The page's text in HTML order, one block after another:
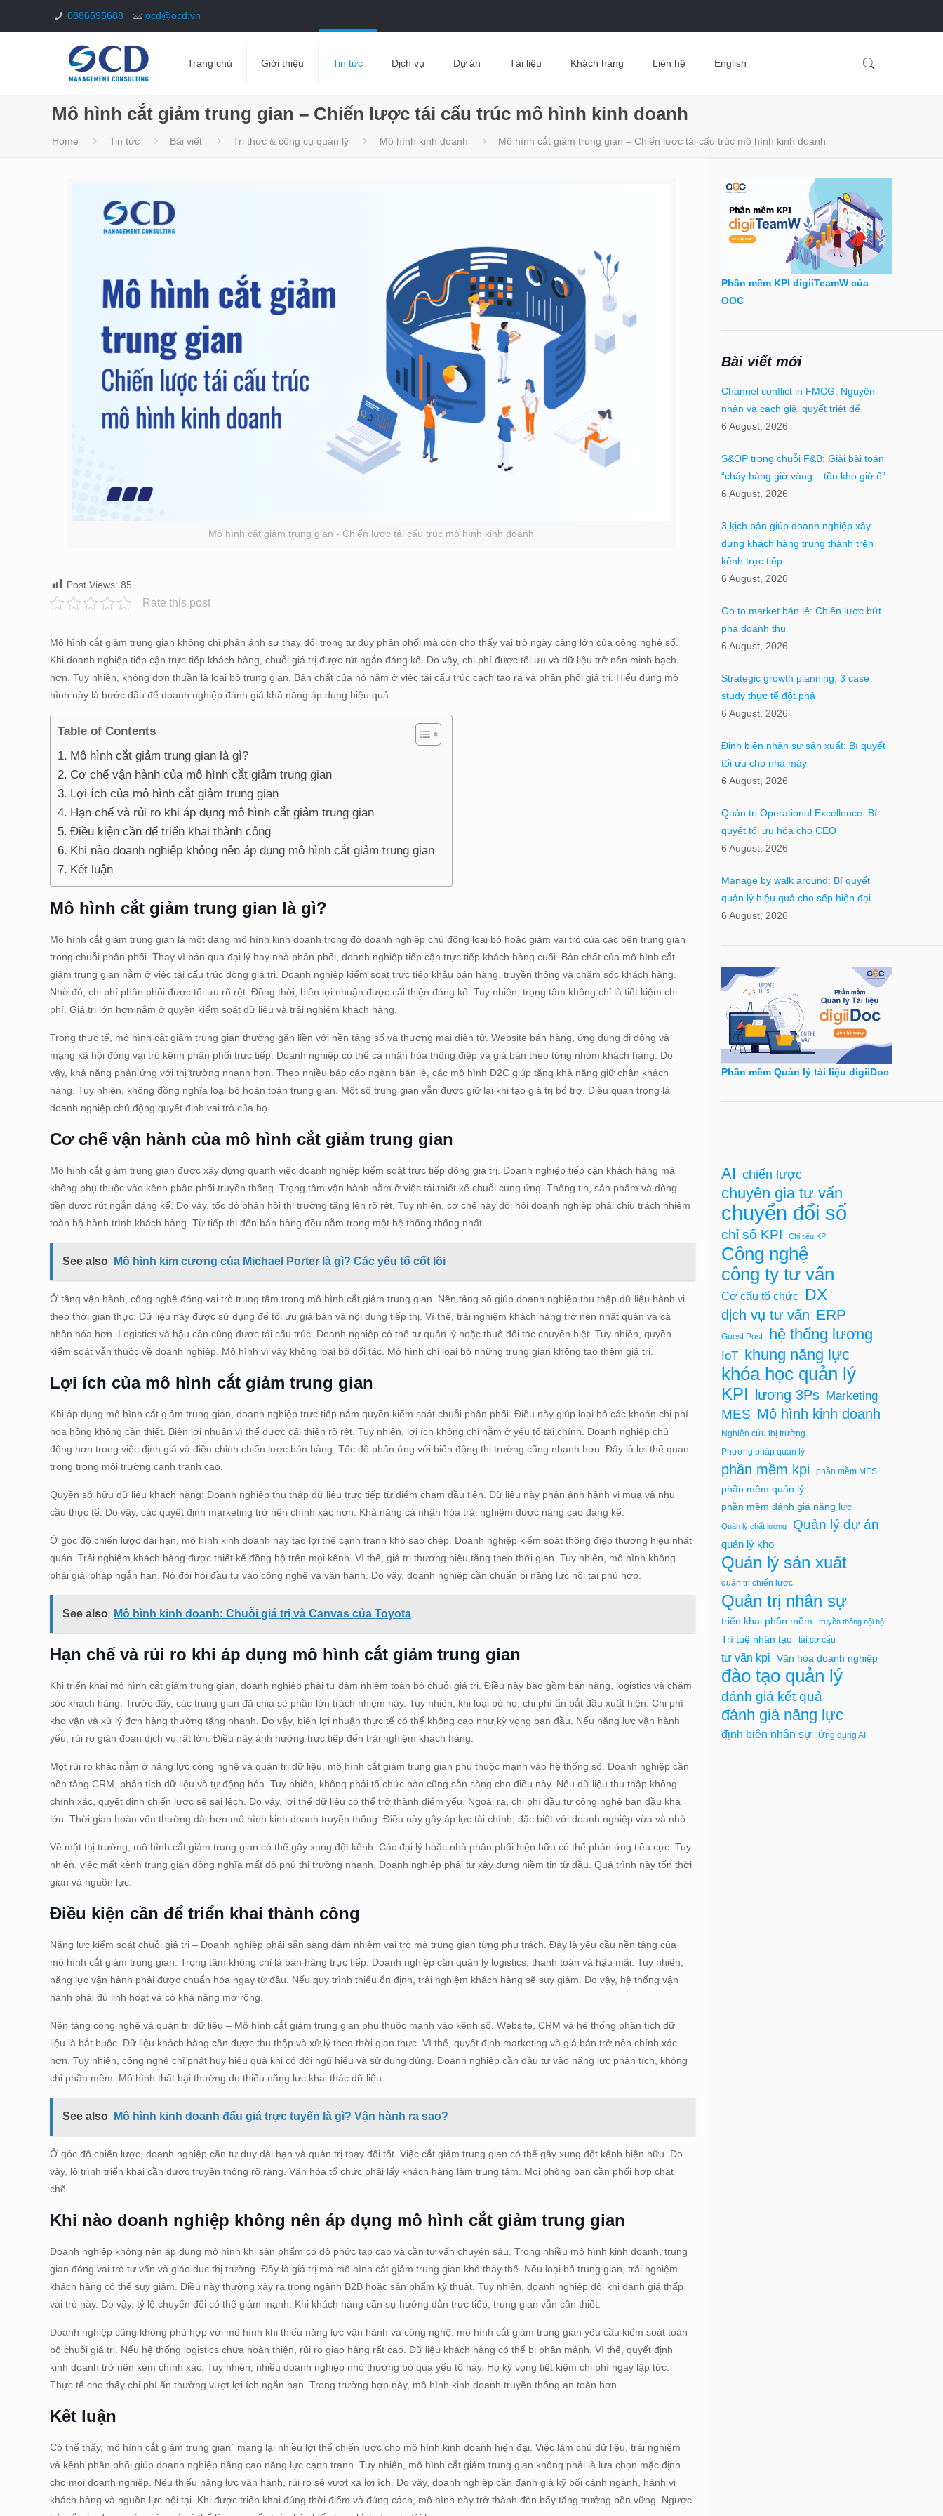
0886595688 ocd@ocd.vn
Trang chủ Giới thiệu Tin tức Dịch vụ Dự án Tài liệu Khách hàng Liên hệ English
Mô hình cắt giảm trung gian – Chiến lược tái cấu trúc mô hình kinh doanh
Home Tin tức Bài viết Tri thức & công cụ quản lý Mô hình kinh doanh Mô hình cắt giảm trung gian – Chiến lược tái cấu trúc mô hình kinh doanh
Mô hình cắt giảm trung gian - Chiến lược tái cấu trúc mô hình kinh doanh
Post Views: 85
Rate this post
Mô hình cắt giảm trung gian không chỉ phản ánh sự thay đổi trong tư duy phân phối mà còn cho thấy vai trò ngày càng lớn của công nghệ số.
Khi doanh nghiệp tiếp cận trực tiếp khách hàng, chuỗi giá trị được rút ngắn đáng kể. Do vậy, chi phí được tối ưu và dữ liệu trở nên minh bạch
hơn. Tuy nhiên, không đơn thuần là loại bỏ trung gian. Bản chất của nó nằm ở việc tái cấu trúc cách tạo ra và phân phối giá trị. Hiểu đúng mô
hình này là bước đầu để doanh nghiệp đánh giá khả năng áp dụng hiệu quả.
Table of Contents
Mô hình cắt giảm trung gian là gì?
Cơ chế vận hành của mô hình cắt giảm trung gian
Lợi ích của mô hình cắt giảm trung gian
Hạn chế và rủi ro khi áp dụng mô hình cắt giảm trung gian
Điều kiện cần để triển khai thành công
Khi nào doanh nghiệp không nên áp dụng mô hình cắt giảm trung gian
Kết luận
Mô hình cắt giảm trung gian là gì?
Mô hình cắt giảm trung gian là một dạng mô hình kinh doanh trong đó doanh nghiệp chủ động loại bỏ hoặc giảm vai trò của các bên trung gian
trong chuỗi phân phối. Thay vì bán qua đại lý hay nhà phân phối, doanh nghiệp tiếp cận trực tiếp khách hàng cuối. Bản chất của mô hình cắt
giảm trung gian nằm ở việc tái cấu trúc dòng giá trị. Doanh nghiệp kiểm soát trực tiếp khâu bán hàng, truyền thông và chăm sóc khách hàng.
Nhờ đó, chi phí phân phối được tối ưu rõ rệt. Đồng thời, biên lợi nhuận được cải thiện đáng kể. Tuy nhiên, trọng tâm không chỉ là tiết kiệm chi
phí. Giá trị lớn hơn nằm ở quyền kiểm soát dữ liệu và trải nghiệm khách hàng.
Trong thực tế, mô hình cắt giảm trung gian thường gắn liền với nền tảng số và thương mại điện tử. Website bán hàng, ứng dụng di động và
mạng xã hội đóng vai trò kênh phân phối trực tiếp. Doanh nghiệp có thể cá nhân hóa thông điệp và giá bán theo từng nhóm khách hàng. Do
vậy, khả năng phản ứng với thị trường nhanh hơn. Theo nhiều báo cáo ngành bán lẻ, các mô hình D2C giúp tăng khả năng giữ chân khách
hàng. Tuy nhiên, không đồng nghĩa loại bỏ hoàn toàn trung gian. Một số trung gian vẫn được giữ lại khi tạo giá trị bổ trợ. Điều quan trọng là
doanh nghiệp chủ động quyết định vai trò của họ.
Cơ chế vận hành của mô hình cắt giảm trung gian
Mô hình cắt giảm trung gian được xây dựng quanh việc doanh nghiệp kiểm soát trực tiếp dòng giá trị. Doanh nghiệp tiếp cận khách hàng mà
không phụ thuộc vào kênh phân phối truyền thống. Trọng tâm vận hành nằm ở việc tái thiết kế chuỗi cung ứng. Thông tin, sản phẩm và dòng
tiền được rút ngắn đáng kể. Do vậy, tốc độ phản hồi thị trường tăng lên rõ rệt. Tuy nhiên, cơ chế này đòi hỏi doanh nghiệp phải chịu trách nhiệm
toàn bộ hành trình khách hàng. Từ tiếp thị đến bán hàng đều nằm trong một hệ thống thống nhất.
See also Mô hình kim cương của Michael Porter là gì? Các yếu tố cốt lõi
Ở tầng vận hành, công nghệ đóng vai trò trung tâm trong mô hình cắt giảm trung gian. Nền tảng số giúp doanh nghiệp thu thập dữ liệu hành vi
theo thời gian thực. Dữ liệu này được sử dụng để tối ưu giá bán và nội dung tiếp thị. Vì thế, trải nghiệm khách hàng trở nên nhất quán và cá
nhân hóa hơn. Logistics và hậu cần cũng được tái cấu trúc. Doanh nghiệp có thể tự quản lý hoặc thuê đối tác chuyên biệt. Tuy nhiên, quyền
kiểm soát vẫn thuộc về doanh nghiệp. Mô hình vì vậy không loại bỏ đối tác. Mô hình chỉ loại bỏ những trung gian không tạo thêm giá trị.
Lợi ích của mô hình cắt giảm trung gian
Khi áp dụng mô hình cắt giảm trung gian, doanh nghiệp trực tiếp nắm quyền kiểm soát chuỗi phân phối. Điều này giúp loại bỏ các khoản chi phí
hoa hồng không cần thiết. Biên lợi nhuận vì thế được cải thiện rõ rệt. Tuy nhiên, lợi ích không chỉ nằm ở yếu tố tài chính. Doanh nghiệp chủ
động hơn trong việc định giá và điều chỉnh chiến lược bán hàng. Tốc độ phản ứng với biến động thị trường cũng nhanh hơn. Đây là lợi thế quan
trọng trong môi trường cạnh tranh cao.
Quyền sở hữu dữ liệu khách hàng: Doanh nghiệp thu thập dữ liệu trực tiếp từ điểm chạm đầu tiên. Dữ liệu này phản ánh hành vi mua và nhu
cầu thực tế. Do vậy, các quyết định marketing trở nên chính xác hơn. Khả năng cá nhân hóa trải nghiệm được nâng cao đáng kể.
Ở góc độ chiến lược dài hạn, mô hình kinh doanh này tạo lợi thế cạnh tranh khó sao chép. Doanh nghiệp kiểm soát thông điệp thương hiệu nhất
quán. Trải nghiệm khách hàng được thiết kế đồng bộ trên mọi kênh. Vì thế, giá trị thương hiệu tăng theo thời gian. Tuy nhiên, mô hình không
phải giải pháp ngắn hạn. Nó đòi hỏi đầu tư vào công nghệ và vận hành. Do vậy, doanh nghiệp cần chuẩn bị năng lực nội tại phù hợp.
See also Mô hình kinh doanh: Chuỗi giá trị và Canvas của Toyota
Hạn chế và rủi ro khi áp dụng mô hình cắt giảm trung gian
Khi triển khai mô hình cắt giảm trung gian, doanh nghiệp phải tự đảm nhiệm toàn bộ chuỗi giá trị. Điều này bao gồm bán hàng, logistics và chăm
sóc khách hàng. Trước đây, các trung gian đã chia sẻ phần lớn trách nhiệm này. Tuy nhiên, khi loại bỏ họ, chi phí ẩn bắt đầu xuất hiện. Chi phí
kho vận và xử lý đơn hàng thường tăng nhanh. Do vậy, biên lợi nhuận thực tế có thể không cao như kỳ vọng ban đầu. Nếu năng lực vận hành
yếu, rủi ro gián đoạn dịch vụ rất lớn. Điều này ảnh hưởng trực tiếp đến trải nghiệm khách hàng.
Một rủi ro khác nằm ở năng lực công nghệ và quản trị dữ liệu. mô hình cắt giảm trung gian phụ thuộc mạnh vào hệ thống số. Doanh nghiệp cần
nền tảng CRM, phân tích dữ liệu và tự động hóa. Tuy nhiên, không phải tổ chức nào cũng sẵn sàng cho điều này. Nếu dữ liệu thu thập không
chính xác, quyết định chiến lược sẽ sai lệch. Do vậy, lợi thế dữ liệu có thể trở thành điểm yếu. Ngoài ra, chi phí đầu tư công nghệ ban đầu khá
lớn. Thời gian hoàn vốn thường dài hơn mô hình kinh doanh truyền thống. Điều này gây áp lực tài chính, đặc biệt với doanh nghiệp vừa và nhỏ.
Về mặt thị trường, mô hình cắt giảm trung gian có thể gây xung đột kênh. Các đại lý hoặc nhà phân phối hiện hữu có thể phản ứng tiêu cực. Tuy
nhiên, việc mất kênh trung gian đồng nghĩa mất độ phủ thị trường nhanh. Doanh nghiệp phải tự xây dựng niềm tin từ đầu. Quá trình này tốn thời
gian và nguồn lực.
Điều kiện cần để triển khai thành công
Năng lực kiểm soát chuỗi giá trị – Doanh nghiệp phải sẵn sàng đảm nhiệm vai trò mà trung gian từng phụ trách. Đây là yêu cầu nền tảng của
mô hình cắt giảm trung gian. Trọng tâm không chỉ là bán hàng trực tiếp. Doanh nghiệp cần quản lý logistics, thanh toán và hậu mãi. Tuy nhiên,
năng lực vận hành phải được chuẩn hóa ngay từ đầu. Nếu quy trình thiếu ổn định, trải nghiệm khách hàng sẽ suy giảm. Do vậy, hệ thống vận
hành phải đủ linh hoạt và có khả năng mở rộng.
Nền tảng công nghệ và quản trị dữ liệu – Mô hình cắt giảm trung gian phụ thuộc mạnh vào kênh số. Website, CRM và hệ thống phân tích dữ
liệu là bắt buộc. Dữ liệu khách hàng cần được thu thập và xử lý theo thời gian thực. Vì thế, quyết định marketing và giá bán trở nên chính xác
hơn. Tuy nhiên, công nghệ chỉ phát huy hiệu quả khi có đội ngũ hiểu và sử dụng đúng. Doanh nghiệp cần đầu tư vào năng lực phân tích, không
chỉ phần mềm. Mô hình thất bại thường do thiếu năng lực khai thác dữ liệu.
See also Mô hình kinh doanh đấu giá trực tuyến là gì? Vận hành ra sao?
Ở góc độ chiến lược, doanh nghiệp cần tư duy dài hạn và quản trị thay đổi tốt. Việc cắt giảm trung gian có thể gây xung đột kênh hiện hữu. Do
vậy, lộ trình triển khai cần được truyền thông rõ ràng. Văn hóa tổ chức phải lấy khách hàng làm trung tâm. Mọi phòng ban cần phối hợp chặt
chẽ.
Khi nào doanh nghiệp không nên áp dụng mô hình cắt giảm trung gian
Doanh nghiệp không nên áp dụng mô hình khi sản phẩm có độ phức tạp cao và cần tư vấn chuyên sâu. Trong nhiều mô hình kinh doanh, trung
gian đóng vai trò tư vấn và giáo dục thị trường. Đây là giá trị mà mô hình cắt giảm trung gian khó thay thế. Nếu loại bỏ trung gian, trải nghiệm
khách hàng có thể suy giảm. Điều này thường xảy ra trong ngành B2B hoặc sản phẩm kỹ thuật. Tuy nhiên, doanh nghiệp đôi khi đánh giá thấp
vai trò này. Do vậy, tỷ lệ chuyển đổi có thể giảm mạnh. Khi khách hàng cần sự hướng dẫn trực tiếp, trung gian vẫn cần thiết.
Doanh nghiệp cũng không phù hợp với mô hình khi thiếu năng lực vận hành và công nghệ. mô hình cắt giảm trung gian yêu cầu kiểm soát toàn
bộ chuỗi giá trị. Nếu hệ thống logistics chưa hoàn thiện, rủi ro giao hàng rất cao. Dữ liệu khách hàng có thể bị phân mảnh. Vì thế, quyết định
kinh doanh trở nên kém chính xác. Tuy nhiên, nhiều doanh nghiệp nhỏ thường bỏ qua yếu tố này. Họ kỳ vọng tiết kiệm chi phí ngay lập tức.
Thực tế cho thấy chi phí ẩn thường vượt lợi ích ngắn hạn. Trong trường hợp này, mô hình kinh doanh truyền thống an toàn hơn.
Kết luận
Có thể thấy, mô hình cắt giảm trung gian` mang lại nhiều lợi thế chiến lược cho mô hình kinh doanh hiện đại. Việc làm chủ dữ liệu, trải nghiệm
và kênh phân phối giúp doanh nghiệp nâng cao năng lực cạnh tranh. Tuy nhiên, mô hình cắt giảm trung gian không phải là lựa chọn mặc định
cho mọi doanh nghiệp. Nếu thiếu năng lực vận hành, rủi ro sẽ vượt xa lợi ích. Do vậy, doanh nghiệp cần đánh giá kỹ bối cảnh ngành, hành vi
khách hàng và nguồn lực nội tại. Khi được triển khai đúng thời điểm và đúng cách, mô hình này trở thành đòn bẩy tăng trưởng bền vững. Ngược
Phần mềm KPI digiiTeamW của
OOC
Bài viết mới
Channel conflict in FMCG: Nguyên
nhân và cách giải quyết triệt để
6 August, 2026
S&OP trong chuỗi F&B: Giải bài toán
“cháy hàng giờ vàng – tồn kho giờ ế”
6 August, 2026
3 kịch bản giúp doanh nghiệp xây
dựng khách hàng trung thành trên
kênh trực tiếp
6 August, 2026
Go to market bán lẻ: Chiến lược bứt
phá doanh thu
6 August, 2026
Strategic growth planning: 3 case
study thực tế đột phá
6 August, 2026
Định biên nhân sự sản xuất: Bí quyết
tối ưu cho nhà máy
6 August, 2026
Quản trị Operational Excellence: Bí
quyết tối ưu hóa cho CEO
6 August, 2026
Manage by walk around: Bí quyết
quản lý hiệu quả cho sếp hiện đại
6 August, 2026
Phần mềm Quản lý tài liệu digiiDoc
AI chiến lược
chuyên gia tư vấn
chuyển đổi số
chỉ số KPI Chỉ tiêu KPI
Công nghệ
công ty tư vấn
Cơ cấu tổ chức DX
dịch vụ tư vấn ERP
Guest Post hệ thống lương
IoT khung năng lực
khóa học quản lý
KPI lương 3Ps Marketing
MES Mô hình kinh doanh
Nghiên cứu thị trường
Phương pháp quản lý
phần mềm kpi phần mềm MES
phần mềm quản lý
phần mềm đánh giá năng lực
Quản lý chất lượng Quản lý dự án
quản lý kho
Quản lý sản xuất
quản trị chiến lược
Quản trị nhân sự
triển khai phần mềm truyền thông nội bộ
Trí tuệ nhân tạo tái cơ cấu
tư vấn kpi Văn hóa doanh nghiệp
đào tạo quản lý
đánh giá kết quả
đánh giá năng lực
định biên nhân sự Ứng dụng AI